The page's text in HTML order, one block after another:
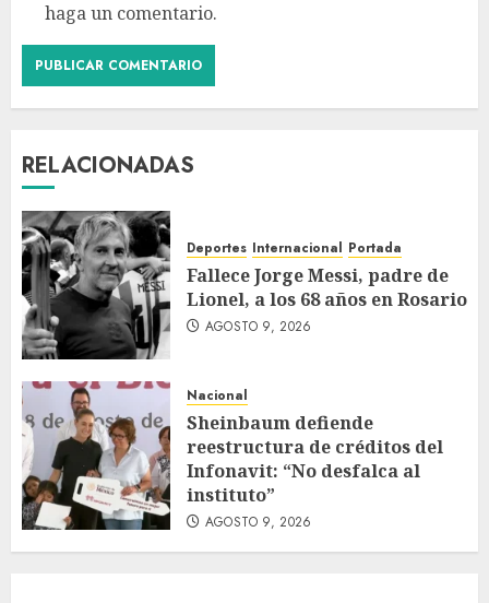
haga un comentario.
RELACIONADAS
Deportes Internacional Portada
Fallece Jorge Messi, padre de
Lionel, a los 68 años en Rosario
AGOSTO 9, 2026
Nacional
Sheinbaum defiende
reestructura de créditos del
Infonavit: “No desfalca al
instituto”
AGOSTO 9, 2026